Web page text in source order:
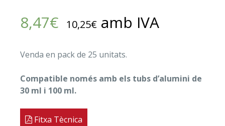
8,47€ 10,25€ amb IVA
Venda en pack de 25 unitats.
Compatible només amb els tubs d’alumini de
30 ml i 100 ml.
Fitxa Tècnica